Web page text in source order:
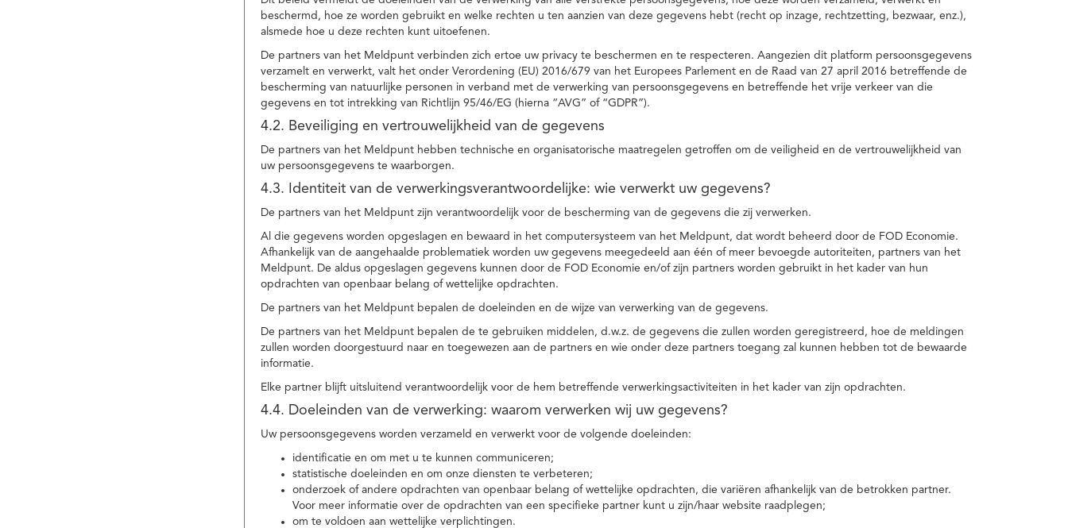
beschermd, hoe ze worden gebruikt en welke rechten u ten aanzien van deze gegevens hebt (recht op inzage, rechtzetting, bezwaar, enz.),
alsmede hoe u deze rechten kunt uitoefenen.
De partners van het Meldpunt verbinden zich ertoe uw privacy te beschermen en te respecteren. Aangezien dit platform persoonsgegevens
verzamelt en verwerkt, valt het onder Verordening (EU) 2016/679 van het Europees Parlement en de Raad van 27 april 2016 betreffende de
bescherming van natuurlijke personen in verband met de verwerking van persoonsgegevens en betreffende het vrije verkeer van die
gegevens en tot intrekking van Richtlijn 95/46/EG (hierna “AVG” of “GDPR”).
4.2. Beveiliging en vertrouwelijkheid van de gegevens
De partners van het Meldpunt hebben technische en organisatorische maatregelen getroffen om de veiligheid en de vertrouwelijkheid van
uw persoonsgegevens te waarborgen.
4.3. Identiteit van de verwerkingsverantwoordelijke: wie verwerkt uw gegevens?
De partners van het Meldpunt zijn verantwoordelijk voor de bescherming van de gegevens die zij verwerken.
Al die gegevens worden opgeslagen en bewaard in het computersysteem van het Meldpunt, dat wordt beheerd door de FOD Economie.
Afhankelijk van de aangehaalde problematiek worden uw gegevens meegedeeld aan één of meer bevoegde autoriteiten, partners van het
Meldpunt. De aldus opgeslagen gegevens kunnen door de FOD Economie en/of zijn partners worden gebruikt in het kader van hun
opdrachten van openbaar belang of wettelijke opdrachten.
De partners van het Meldpunt bepalen de doeleinden en de wijze van verwerking van de gegevens.
De partners van het Meldpunt bepalen de te gebruiken middelen, d.w.z. de gegevens die zullen worden geregistreerd, hoe de meldingen
zullen worden doorgestuurd naar en toegewezen aan de partners en wie onder deze partners toegang zal kunnen hebben tot de bewaarde
informatie.
Elke partner blijft uitsluitend verantwoordelijk voor de hem betreffende verwerkingsactiviteiten in het kader van zijn opdrachten.
4.4. Doeleinden van de verwerking: waarom verwerken wij uw gegevens?
Uw persoonsgegevens worden verzameld en verwerkt voor de volgende doeleinden:
identificatie en om met u te kunnen communiceren;
statistische doeleinden en om onze diensten te verbeteren;
onderzoek of andere opdrachten van openbaar belang of wettelijke opdrachten, die variëren afhankelijk van de betrokken partner.
Voor meer informatie over de opdrachten van een specifieke partner kunt u zijn/haar website raadplegen;
om te voldoen aan wettelijke verplichtingen.